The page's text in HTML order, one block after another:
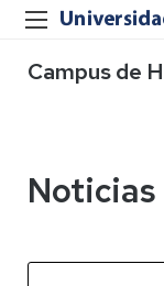
Campus de
Noticias